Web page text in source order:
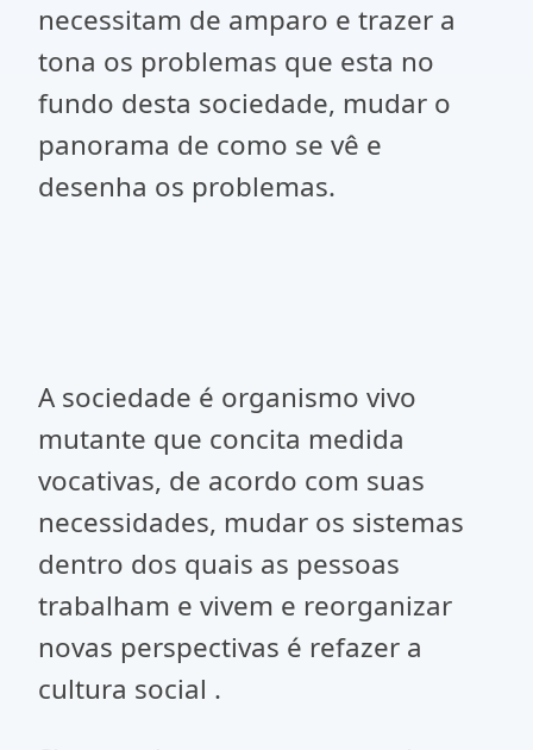
necessitam de amparo e trazer a
tona os problemas que esta no
fundo desta sociedade, mudar o
panorama de como se vê e
desenha os problemas.
A sociedade é organismo vivo
mutante que concita medida
vocativas, de acordo com suas
necessidades, mudar os sistemas
dentro dos quais as pessoas
trabalham e vivem e reorganizar
novas perspectivas é refazer a
cultura social .